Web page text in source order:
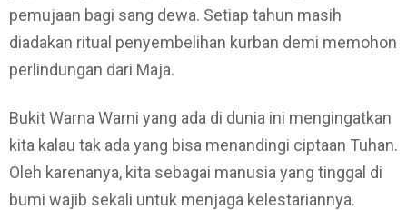
pemujaan bagi sang dewa. Setiap tahun masih
diadakan ritual penyembelihan kurban demi memohon
perlindungan dari Maja.
Bukit Warna Warni yang ada di dunia ini mengingatkan
kita kalau tak ada yang bisa menandingi ciptaan Tuhan.
Oleh karenanya, kita sebagai manusia yang tinggal di
bumi wajib sekali untuk menjaga kelestariannya.